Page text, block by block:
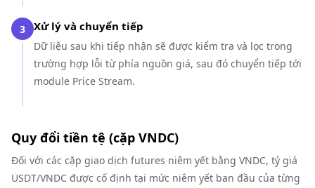
3 Xử lý và chuyển tiếp
Dữ liệu sau khi tiếp nhận sẽ được kiểm tra và lọc trong
trường hợp lỗi từ phía nguồn giá, sau đó chuyển tiếp tới
module Price Stream.
Quy đổi tiền tệ (cặp VNDC)
Đối với các cặp giao dịch futures niêm yết bằng VNDC, tỷ giá
USDT/VNDC được cố định tại mức niêm yết ban đầu của từng